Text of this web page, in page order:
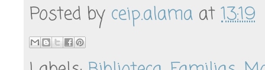
Posted by ceip.alama at13:19